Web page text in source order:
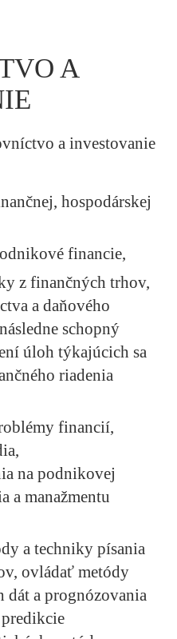
A
a investovanie
hospodárskej
financie,
z finančných trhov,
a daňového
schopný
úloh týkajúcich sa
riadenia
financií,
na podnikovej
a manažmentu
a techniky písania
ovládať metódy
a prognózovania